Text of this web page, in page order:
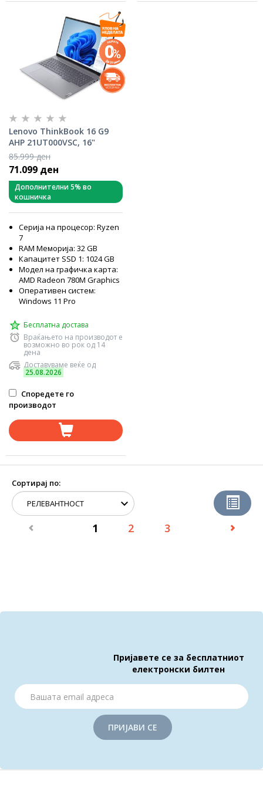
Lenovo ThinkBook 16 G9
AHP 21UT000VSC, 16"
WUXGA (1920x1200) IPS
400nits, AMD Ryzen 7 250,
32GB RAM, 1TB SSD, AMD
Radeon 780M Graphics,
Windows 11 Pro
85.999 ден
71.099 ден
Дополнителни 5% во
кошничка
Серија на процесор: Ryzen
7
RAM Меморија: 32 GB
Капацитет SSD 1: 1024 GB
Модел на графичка карта:
AMD Radeon 780M Graphics
Оперативен систем:
Windows 11 Pro
Бесплатна достава
Враќањето на производот е
возможно во рок од 14
дена
Доставуваме веќе од
25.08.2026
Споредете го
производот
Сортирај по:
1 2 3
Пријавете се за бесплатниот
електронски билтен
ПРИЈАВИ СЕ